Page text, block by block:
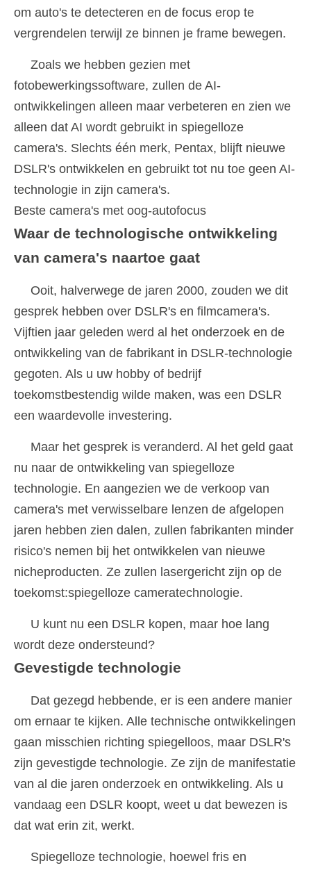
om auto's te detecteren en de focus erop te
vergrendelen terwijl ze binnen je frame bewegen.
Zoals we hebben gezien met
fotobewerkingssoftware, zullen de AI-
ontwikkelingen alleen maar verbeteren en zien we
alleen dat AI wordt gebruikt in spiegelloze
camera's. Slechts één merk, Pentax, blijft nieuwe
DSLR's ontwikkelen en gebruikt tot nu toe geen AI-
technologie in zijn camera's.
Beste camera's met oog-autofocus
Waar de technologische ontwikkeling
van camera's naartoe gaat
Ooit, halverwege de jaren 2000, zouden we dit
gesprek hebben over DSLR's en filmcamera's.
Vijftien jaar geleden werd al het onderzoek en de
ontwikkeling van de fabrikant in DSLR-technologie
gegoten. Als u uw hobby of bedrijf
toekomstbestendig wilde maken, was een DSLR
een waardevolle investering.
Maar het gesprek is veranderd. Al het geld gaat
nu naar de ontwikkeling van spiegelloze
technologie. En aangezien we de verkoop van
camera's met verwisselbare lenzen de afgelopen
jaren hebben zien dalen, zullen fabrikanten minder
risico's nemen bij het ontwikkelen van nieuwe
nicheproducten. Ze zullen lasergericht zijn op de
toekomst:spiegelloze cameratechnologie.
U kunt nu een DSLR kopen, maar hoe lang
wordt deze ondersteund?
Gevestigde technologie
Dat gezegd hebbende, er is een andere manier
om ernaar te kijken. Alle technische ontwikkelingen
gaan misschien richting spiegelloos, maar DSLR's
zijn gevestigde technologie. Ze zijn de manifestatie
van al die jaren onderzoek en ontwikkeling. Als u
vandaag een DSLR koopt, weet u dat bewezen is
dat wat erin zit, werkt.
Spiegelloze technologie, hoewel fris en